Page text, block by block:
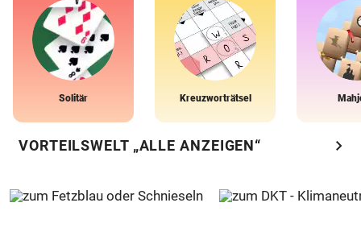
Solitär Kreuzworträtsel
VORTEILSWELT „ALLE ANZEIGEN“ chevron_right